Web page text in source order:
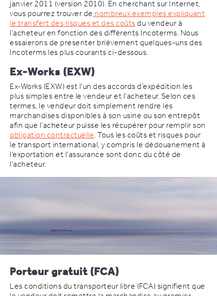
janvier 2011 (version 2010). En cherchant sur Internet,
vous pourrez trouver denombreux exemples expliquant
le transfert des risques et des coûtsdu vendeur à
l’acheteur en fonction des différents Incoterms. Nous
essaierons de presenter brièvement quelques-uns des
Incoterms les plus courants ci-dessous.
Ex-Works (EXW)
Ex-Works (EXW) est l’un des accords d’expédition les
plus simples entre le vendeur et l’acheteur. Selon ces
termes, le vendeur doit simplement rendre les
marchandises disponibles à son usine ou son entrepôt
afin que l’acheteur puisse les récupérer pour remplir son
obligation contractuelle. Tous les coûts et risques pour
le transport international, y compris le dédouanement à
l’exportation et l’assurance sont donc du côté de
l’acheteur.
Porteur gratuit (FCA)
Les conditions du transporteur libre (FCA) signifient que